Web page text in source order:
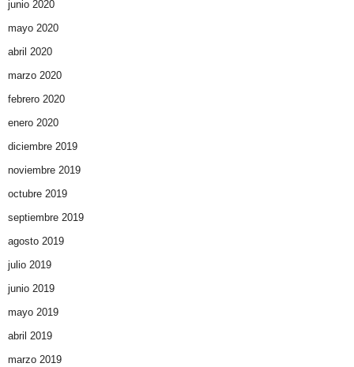
junio 2020
mayo 2020
abril 2020
marzo 2020
febrero 2020
enero 2020
diciembre 2019
noviembre 2019
octubre 2019
septiembre 2019
agosto 2019
julio 2019
junio 2019
mayo 2019
abril 2019
marzo 2019